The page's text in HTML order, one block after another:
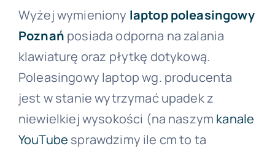
Wyżej wymieniony laptop poleasingowy
Poznań posiada odporna na zalania
klawiaturę oraz płytkę dotykową.
Poleasingowy laptop wg. producenta
jest w stanie wytrzymać upadek z
niewielkiej wysokości (na naszym kanale
YouTube sprawdzimy ile cm to ta